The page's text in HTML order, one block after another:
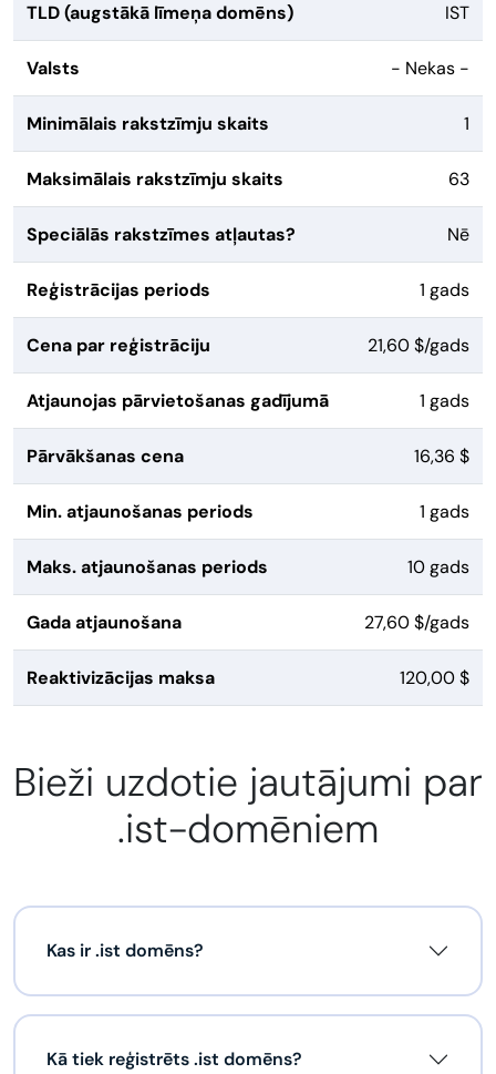
TLD (augstākā līmeņa domēns) IST
Valsts - Nekas -
Minimālais rakstzīmju skaits 1
Maksimālais rakstzīmju skaits 63
Speciālās rakstzīmes atļautas? Nē
Reģistrācijas periods 1 gads
Cena par reģistrāciju 21,60 $/gads
Atjaunojas pārvietošanas gadījumā 1 gads
Pārvākšanas cena 16,36 $
Min. atjaunošanas periods 1 gads
Maks. atjaunošanas periods 10 gads
Gada atjaunošana 27,60 $/gads
Reaktivizācijas maksa 120,00 $
Bieži uzdotie jautājumi par
.ist-domēniem
Kas ir .ist domēns?
Kā tiek reģistrēts .ist domēns?